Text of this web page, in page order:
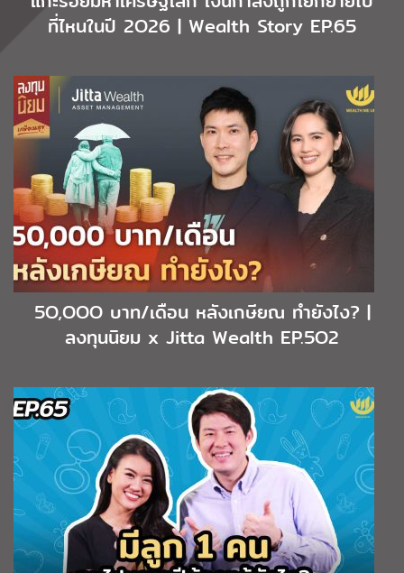
ที่ไหนในปี 2O26 | Wealth Story EP.65
5O,OOO บาท/เดือน หลังเกษียณ ทำยังไง? |
ลงทุนนิยม x Jitta Wealth EP.5O2